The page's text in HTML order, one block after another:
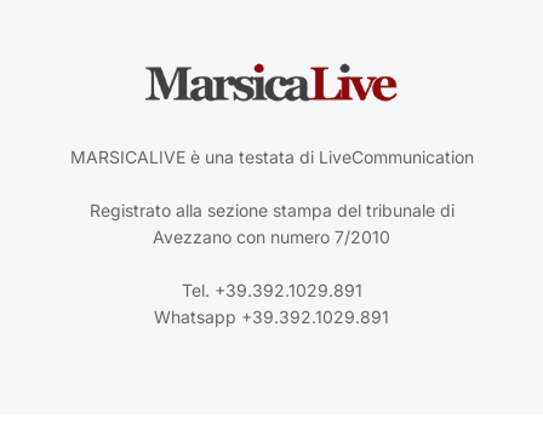
MARSICALIVE è una testata di LiveCommunication
Registrato alla sezione stampa del tribunale di
Avezzano con numero 7/2010
Tel. +39.392.1029.891
Whatsapp +39.392.1029.891